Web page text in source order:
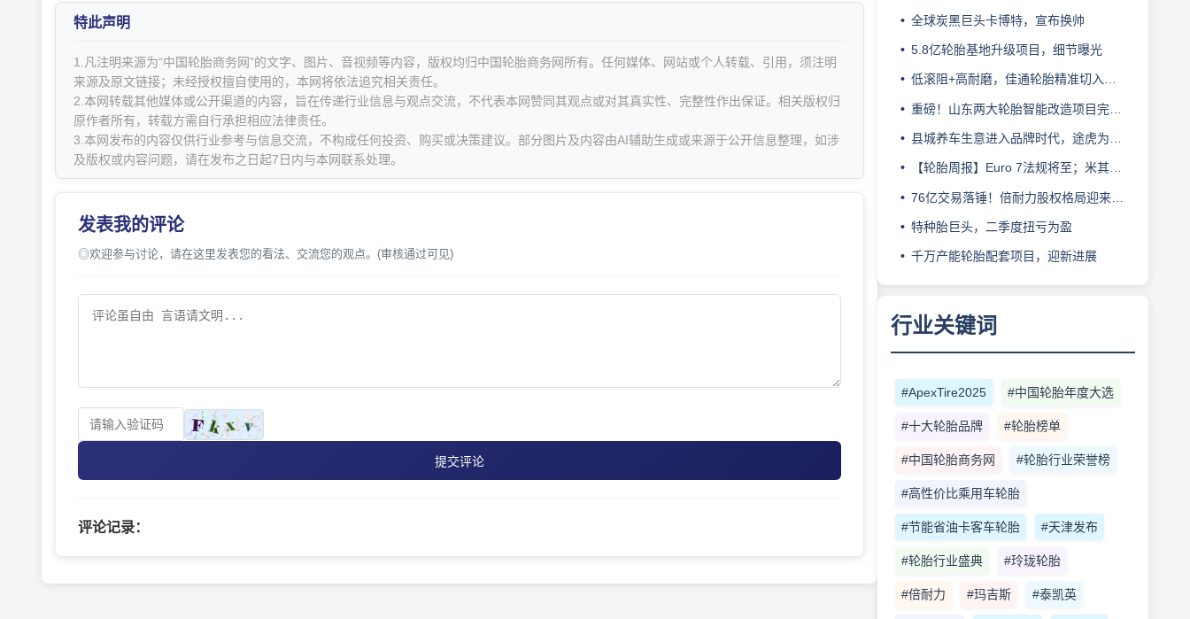
特此声明
1.凡注明来源为“中国轮胎商务网”的文字、图片、音视频等内容，版权均归中国轮胎商务网所有。任何媒体、网站或个人转载、引用，须注明
来源及原文链接；未经授权擅自使用的，本网将依法追究相关责任。
2.本网转载其他媒体或公开渠道的内容，旨在传递行业信息与观点交流，不代表本网赞同其观点或对其真实性、完整性作出保证。相关版权归
原作者所有，转载方需自行承担相应法律责任。
3.本网发布的内容仅供行业参考与信息交流，不构成任何投资、购买或决策建议。部分图片及内容由AI辅助生成或来源于公开信息整理，如涉
及版权或内容问题，请在发布之日起7日内与本网联系处理。
发表我的评论
◎欢迎参与讨论，请在这里发表您的看法、交流您的观点。(审核通过可见)
提交评论
评论记录：
全球炭黑巨头卡博特，宣布换帅
5.8亿轮胎基地升级项目，细节曝光
低滚阻+高耐磨，佳通轮胎精准切入新能源轻卡赛道
重磅！山东两大轮胎智能改造项目完成备案
县城养车生意进入品牌时代，途虎为何此时加码“万镇万店”？
【轮胎周报】Euro 7法规将至；米其林上半年营收超千亿；倍耐力上半年盈利稳增；龙星炭黑斩获欧洲近万吨订单
76亿交易落锤！倍耐力股权格局迎来重塑
特种胎巨头，二季度扭亏为盈
千万产能轮胎配套项目，迎新进展
行业关键词
#ApexTire2025 #中国轮胎年度大选
#十大轮胎品牌 #轮胎榜单
#中国轮胎商务网 #轮胎行业荣誉榜
#高性价比乘用车轮胎
#节能省油卡客车轮胎 #天津发布
#轮胎行业盛典 #玲珑轮胎
#倍耐力 #玛吉斯 #泰凯英